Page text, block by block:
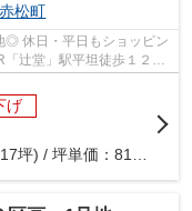
赤松町
◎ 休日・平日もショッピン
辻堂」駅平坦徒歩１２分
げ
坪) / 坪単価：81.36